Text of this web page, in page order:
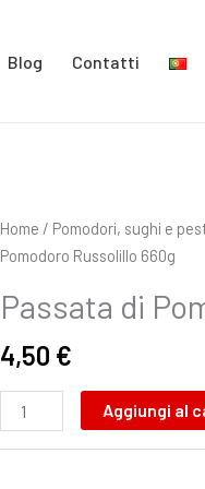
Blog Contatti
Home / Pomodori, sughi e
Pomodoro Russolillo 660g
Passata di
4,50 €
Passata
di
Russolillo
quantità
Aggiungi al